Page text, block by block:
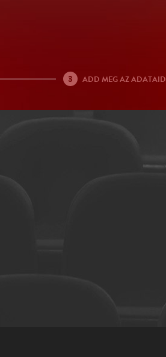
3 ADD MEG AZ ADATAID